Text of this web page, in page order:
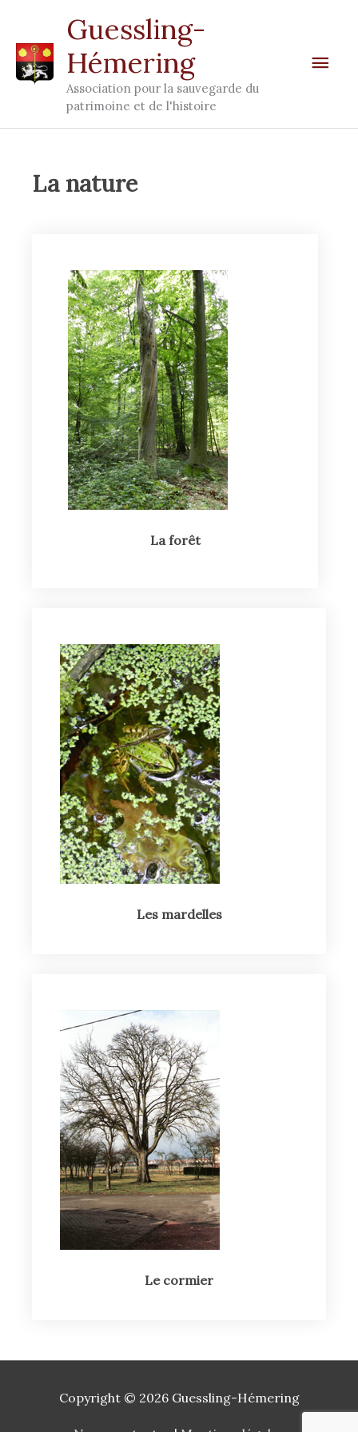
contenu
Guessling-
Hémering
Association pour la sauvegarde du
patrimoine et de l'histoire
La nature
La forêt
Les mardelles
Le cormier
Copyright © 2026 Guessling-Hémering